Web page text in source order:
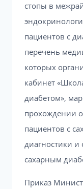
стопы в
пациентов с
перечень
которых
кабинет
диабетом»,
прохождении
пациентов с
диагностики
сахарным
Приказ